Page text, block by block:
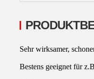
Sehr wirksamer,
Bestens geeignet für